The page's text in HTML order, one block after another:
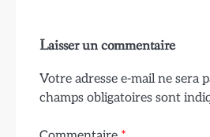
Laisser un commentaire
Votre adresse e-mail ne sera
champs obligatoires sont